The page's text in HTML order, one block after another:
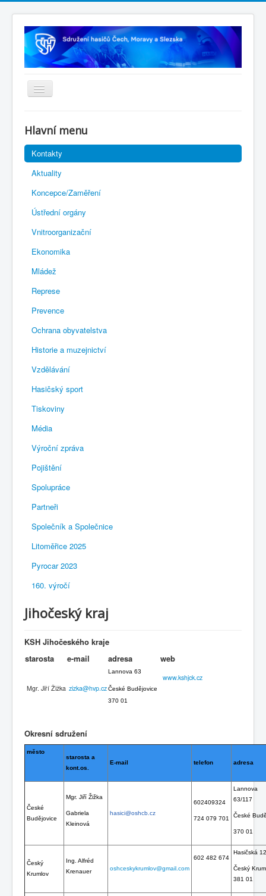
Rejstřík sportu
Novelizace Stanov SH ČMS
Plán činnosti 2026
Kalendář akcí
Výhody pro členy
Portál REDENOX
Hlavní menu
Kontakty
Aktuality
Koncepce/Zaměření
Ústřední orgány
Vnitroorganizační
Ekonomika
Mládež
Represe
Prevence
Ochrana obyvatelstva
Historie a muzejnictví
Vzdělávání
Hasičský sport
Tiskoviny
Média
Výroční zpráva
Pojištění
Spolupráce
Partneři
Společník a Společnice
Litoměřice 2025
Pyrocar 2023
160. výročí
Jihočeský kraj
KSH Jihočeského kraje
starosta
e-mail adresa web
Mgr. Jiří Žižka zizka@hvp.cz
Lannova 63
České Budějovice
370 01
www.kshjck.cz
Okresní sdružení
město
starosta a
kont.os.
E-mail telefon adresa
České
Budějovice
Mgr. Jiří Žižka
Gabriela
Kleinová
hasici@oshcb.cz
602409324
724 079 701
Lannova
63/117
České
370 01
Český
Krumlov
Ing. Alfréd
Krenauer
oshceskykrumlov@gmail.com
602 482 674
Hasičská
Český
381 01